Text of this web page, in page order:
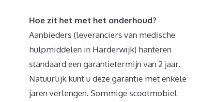
Hoe zit het met het onderhoud?
Aanbieders (leveranciers van medische
hulpmiddelen in Harderwijk) hanteren
standaard een garantietermijn van 2 jaar.
Natuurlijk kunt u deze garantie met enkele
jaren verlengen. Sommige scootmobiel